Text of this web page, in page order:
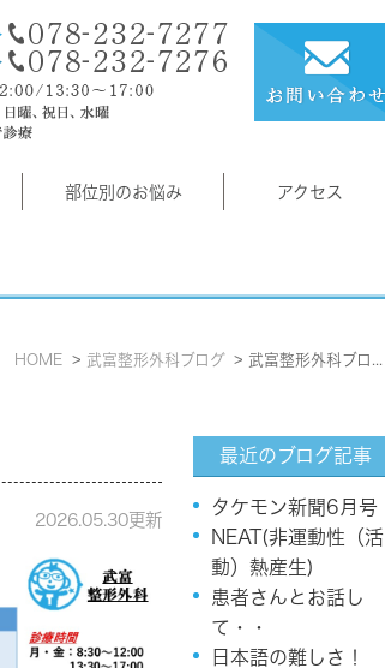
部位別のお悩み アクセス
HOME 武富整形外科ブログ 武富整形外科ブログ: 2026年5月
2026.05.30更新
最近のブログ記事
タケモン新聞6月号
NEAT(非運動性（活
動）熱産生)
患者さんとお話し
て・・
日本語の難しさ！